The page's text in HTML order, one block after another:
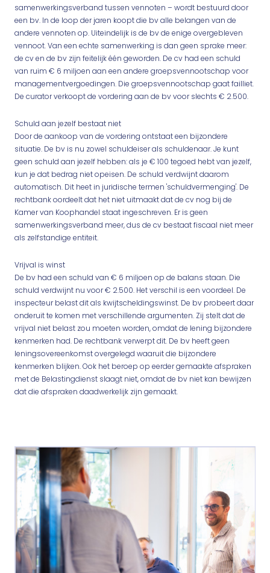
samenwerkingsverband tussen vennoten – wordt bestuurd door
een bv. In de loop der jaren koopt die bv alle belangen van de
andere vennoten op. Uiteindelijk is de bv de enige overgebleven
vennoot. Van een echte samenwerking is dan geen sprake meer:
de cv en de bv zijn feitelijk één geworden. De cv had een schuld
van ruim € 6 miljoen aan een andere groepsvennootschap voor
managementvergoedingen. Die groepsvennootschap gaat failliet.
De curator verkoopt de vordering aan de bv voor slechts € 2.500.
Schuld aan jezelf bestaat niet
Door de aankoop van de vordering ontstaat een bijzondere
situatie. De bv is nu zowel schuldeiser als schuldenaar. Je kunt
geen schuld aan jezelf hebben: als je € 100 tegoed hebt van jezelf,
kun je dat bedrag niet opeisen. De schuld verdwijnt daarom
automatisch. Dit heet in juridische termen 'schuldvermenging'. De
rechtbank oordeelt dat het niet uitmaakt dat de cv nog bij de
Kamer van Koophandel staat ingeschreven. Er is geen
samenwerkingsverband meer, dus de cv bestaat fiscaal niet meer
als zelfstandige entiteit.
Vrijval is winst
De bv had een schuld van € 6 miljoen op de balans staan. Die
schuld verdwijnt nu voor € 2.500. Het verschil is een voordeel. De
inspecteur belast dit als kwijtscheldingswinst. De bv probeert daar
onderuit te komen met verschillende argumenten. Zij stelt dat de
vrijval niet belast zou moeten worden, omdat de lening bijzondere
kenmerken had. De rechtbank verwerpt dit. De bv heeft geen
leningsovereenkomst overgelegd waaruit die bijzondere
kenmerken blijken. Ook het beroep op eerder gemaakte afspraken
met de Belastingdienst slaagt niet, omdat de bv niet kan bewijzen
dat die afspraken daadwerkelijk zijn gemaakt.